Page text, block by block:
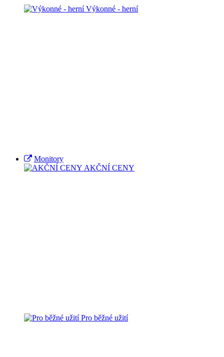
Výkonné - herní
Monitory
AKČNÍ CENY
Pro běžné užití